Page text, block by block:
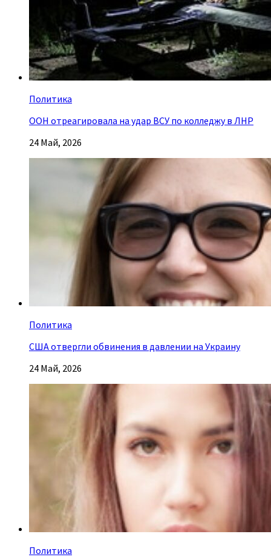
Политика
ООН отреагировала на удар ВСУ по колледжу в ЛНР
24 Май, 2026
Политика
США отвергли обвинения в давлении на Украину
24 Май, 2026
Политика